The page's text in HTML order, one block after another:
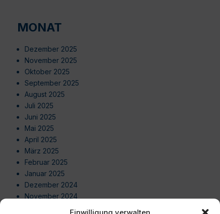
MONAT
Dezember 2025
November 2025
Oktober 2025
September 2025
August 2025
Juli 2025
Juni 2025
Mai 2025
April 2025
März 2025
Februar 2025
Januar 2025
Dezember 2024
November 2024